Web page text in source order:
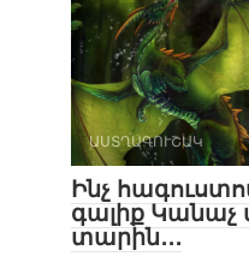
ԱՍՏՂԱԳՈՒՇԱԿ
Ինչ
գալիք Կանաչ
տարին․․․